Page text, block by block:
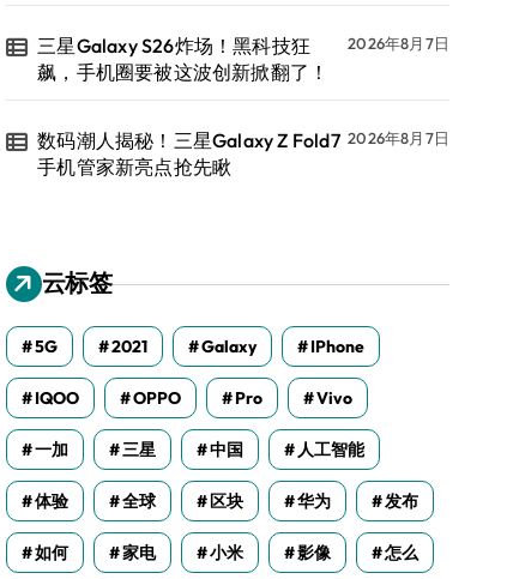
三星Galaxy S26炸场！黑科技狂
飙，手机圈要被这波创新掀翻了！
2026年8月7日
数码潮人揭秘！三星Galaxy Z Fold7
手机管家新亮点抢先瞅
2026年8月7日
云标签
5G 2021 Galaxy IPhone
IQOO OPPO Pro Vivo
一加 三星 中国 人工智能
体验 全球 区块 华为 发布
如何 家电 小米 影像 怎么